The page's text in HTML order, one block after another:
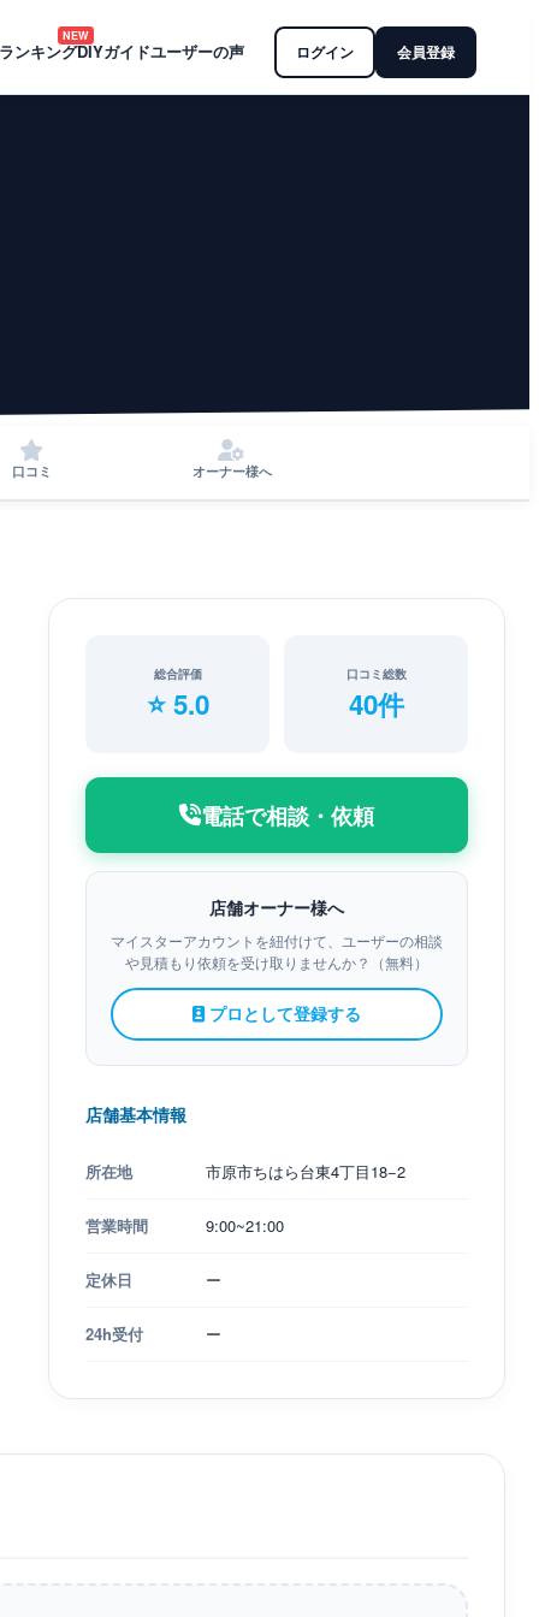
ンキング
NEW
DIYガイドユーザーの声 ログイン 会員登録
口コミ オーナー様へ
総合評価
⭐ 5.0
口コミ総数
40件
電話で相談・依頼
店舗オーナー様へ
マイスターアカウントを紐付けて、ユーザーの相談
や見積もり依頼を受け取りませんか？（無料）
プロとして登録する
店舗基本情報
所在地 市原市ちはら台東4丁目18−2
営業時間 9:00~21:00
定休日 ー
24h受付 ー